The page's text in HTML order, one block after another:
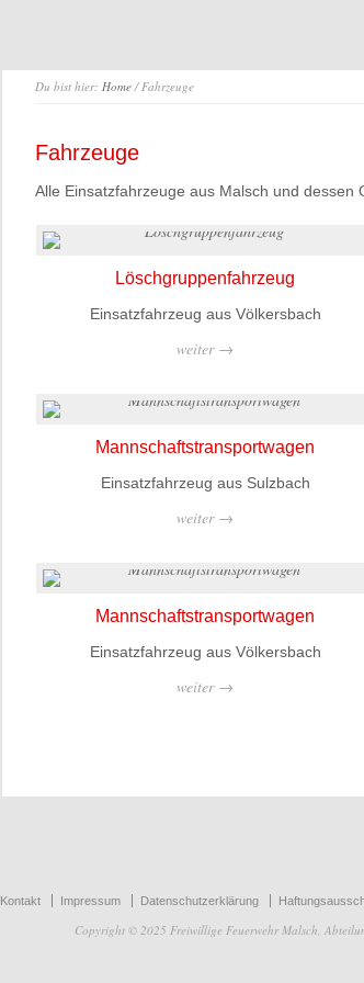
Du bist hier: Home/ Fahrzeuge
Fahrzeuge
Alle Einsatzfahrzeuge aus Malsch und dessen
Löschgruppenfahrzeug
Einsatzfahrzeug aus Völkersbach
weiter →
Mannschaftstransportwagen
Einsatzfahrzeug aus Sulzbach
weiter →
Mannschaftstransportwagen
Einsatzfahrzeug aus Völkersbach
weiter →
Kontakt Impressum Datenschutzerklärung
Copyright © 2025 Freiwillige Feuerwehr Malsch,